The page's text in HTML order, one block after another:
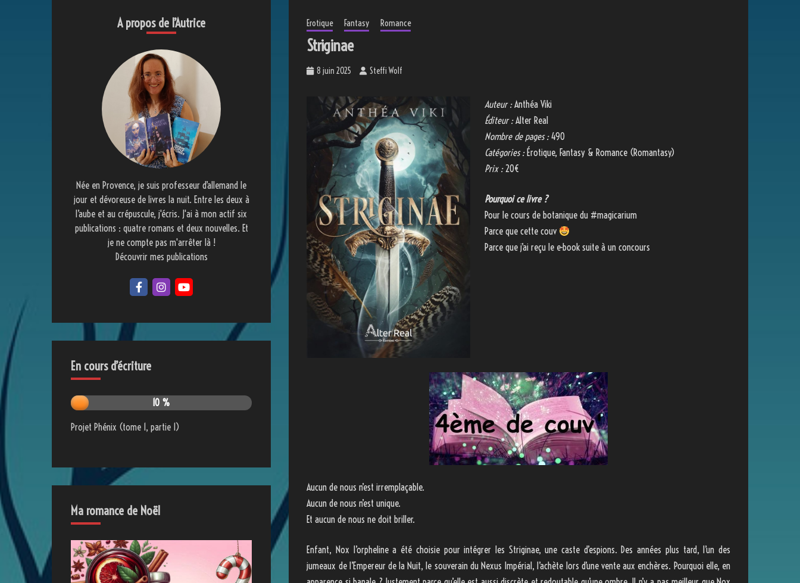
Erotique Fantasy Romance
Striginae
8 juin 2025 Steffi Wolf
Auteur :Anthéa Viki
Éditeur :Alter Real
Nombre de pages :490
Catégories :Érotique, Fantasy & Romance (Romantasy)
Prix :20€
Pourquoi ce livre ?
Pour le cours de botanique du #magicarium
Parce que cette couv
Parce que j’ai reçu le e-book suite à un concours
Aucun de nous n’est irremplaçable.
Aucun de nous n’est unique.
Et aucun de nous ne doit briller.
Enfant, Nox l’orpheline a été choisie pour intégrer les Striginae, une caste d’espions. Des années plus tard, l’un des
jumeaux de l’Empereur de la Nuit, le souverain du Nexus Impérial, l’achète lors d’une vente aux enchères. Pourquoi elle, en
A propos de l’Autrice
Née en Provence, je suis professeur d’allemand le
jour et dévoreuse de livres la nuit. Entre les deux à
l’aube et au crépuscule, j'écris. J'ai à mon actif six
publications : quatre romans et deux nouvelles. Et
je ne compte pas m'arrêter là !
Découvrir mes publications
En cours d’écriture
10 %
Projet Phénix (tome 1, partie 1)
Ma romance de Noël